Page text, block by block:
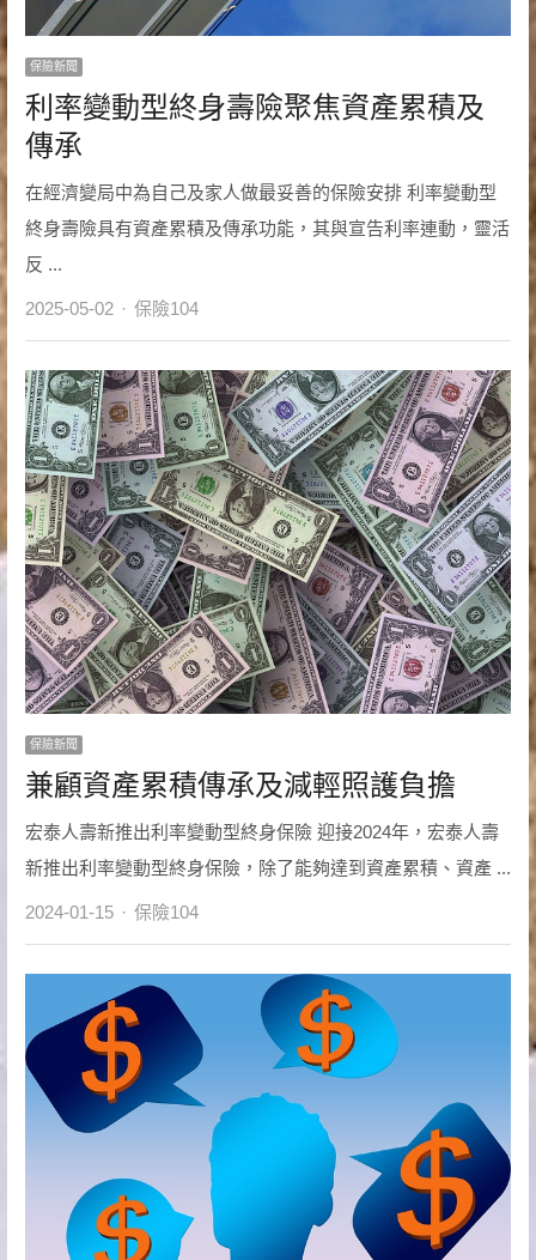
保險新聞
利率變動型終身壽險聚焦資產累積及
傳承
在經濟變局中為自己及家人做最妥善的保險安排 利率變動型
終身壽險具有資產累積及傳承功能，其與宣告利率連動，靈活
反 ...
2025-05-02 Author
保險104
保險新聞
兼顧資產累積傳承及減輕照護負擔
宏泰人壽新推出利率變動型終身保險 迎接2024年，宏泰人壽
新推出利率變動型終身保險，除了能夠達到資產累積、資產 ...
2024-01-15 Author
保險104